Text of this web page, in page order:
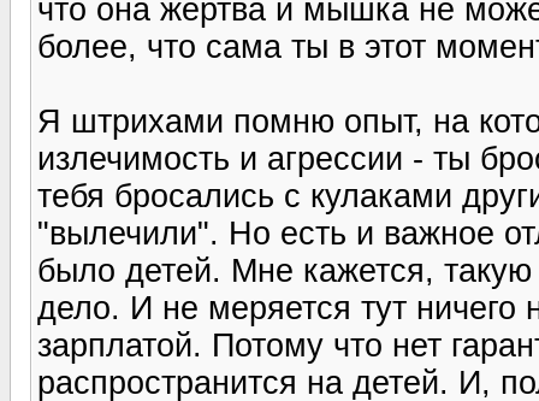
что она жертва и мышка не
более, что сама ты в этот
Я штрихами помню опыт, на
излечимость и агрессии - ты
тебя бросались с кулаками
"вылечили". Но есть и важное
было детей. Мне кажется,
дело. И не меряется тут
зарплатой. Потому что нет
распространится на детей. И,